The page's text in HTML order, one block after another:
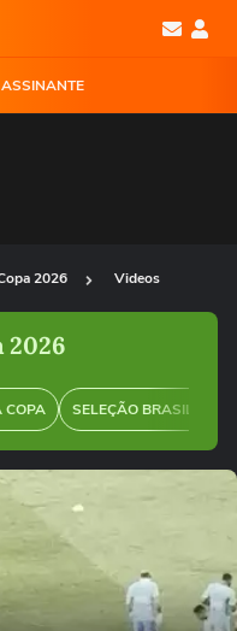
2026 Videos
2026
COPA SELEÇÃO BRASILEIRA
o vídeo